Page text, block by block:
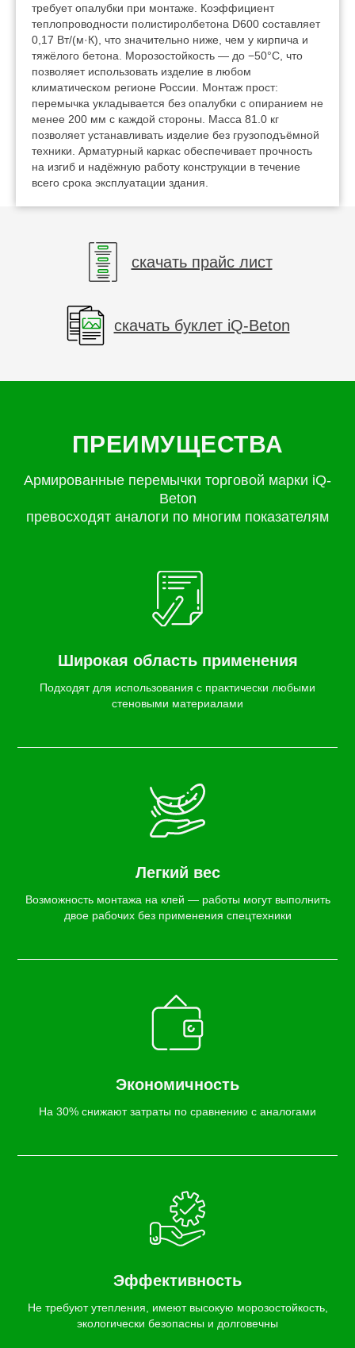
требует опалубки при монтаже. Коэффициент
теплопроводности полистиролбетона D600 составляет
0,17 Вт/(м·К), что значительно ниже, чем у кирпича и
тяжёлого бетона. Морозостойкость — до −50°C, что
позволяет использовать изделие в любом
климатическом регионе России. Монтаж прост:
перемычка укладывается без опалубки с опиранием не
менее 200 мм с каждой стороны. Масса 81.0 кг
позволяет устанавливать изделие без грузоподъёмной
техники. Арматурный каркас обеспечивает прочность
на изгиб и надёжную работу конструкции в течение
всего срока эксплуатации здания.
скачать прайс лист
скачать буклет iQ-Beton
ПРЕИМУЩЕСТВА
Армированные перемычки торговой марки iQ-
Beton
превосходят аналоги по многим показателям
Широкая область применения
Подходят для использования с практически любыми
стеновыми материалами
Легкий вес
Возможность монтажа на клей — работы могут выполнить
двое рабочих без применения спецтехники
Экономичность
На 30% снижают затраты по сравнению с аналогами
Эффективность
Не требуют утепления, имеют высокую морозостойкость,
экологически безопасны и долговечны